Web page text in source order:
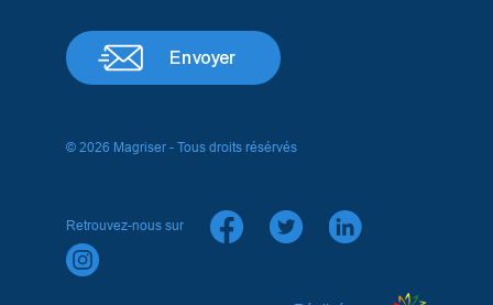
Envoyer
© 2026 Magriser - Tous droits résérvés
Retrouvez-nous sur